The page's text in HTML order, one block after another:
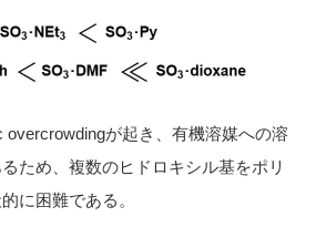
overcrowdingが起き、有機溶媒への溶
ため、複数のヒドロキシル基をポリ
に困難である。